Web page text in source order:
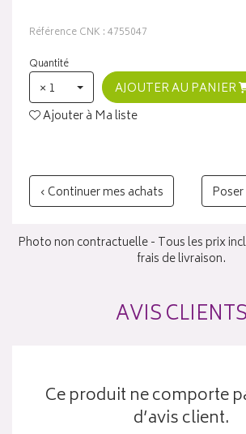
Référence CNK : 4755047
Quantité
× 1
AJOUTER AU PANIER
Ajouter à Ma liste
‹ Continuer mes achats
Photo non contractuelle - Tous les prix
frais de livraison.
AVIS CLIENTS
Ce produit ne comporte
d’avis client.